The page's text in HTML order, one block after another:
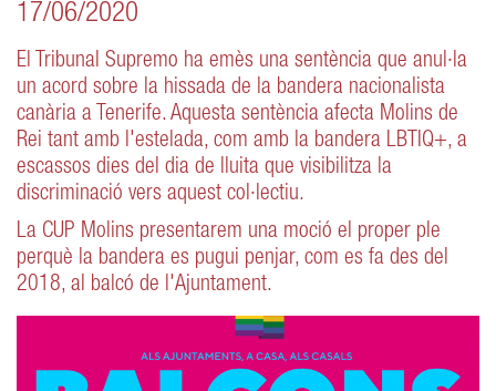
17/06/2020
El Tribunal Supremo ha emès una sentència que anul·la
un acord sobre la hissada de la bandera nacionalista
canària a Tenerife. Aquesta sentència afecta Molins de
Rei tant amb l'estelada, com amb la bandera LBTIQ+, a
escassos dies del dia de lluita que visibilitza la
discriminació vers aquest col·lectiu.
La CUP Molins presentarem una moció el proper ple
perquè la bandera es pugui penjar, com es fa des del
2018, al balcó de l'Ajuntament.